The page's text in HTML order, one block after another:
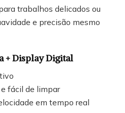
trabalhos delicados ou
e precisão mesmo
+ Display Digital
fácil de limpar
em tempo real